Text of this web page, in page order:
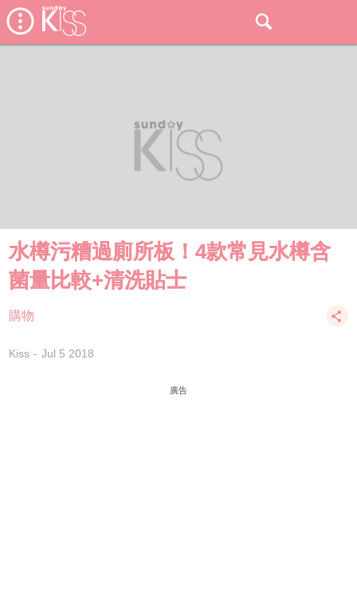
水樽污糟過廁所板！4款常見水樽含
菌量比較+清洗貼士
購物
Kiss Jul 5 2018
廣告